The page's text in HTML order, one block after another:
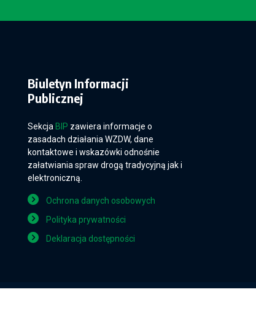
Biuletyn Informacji
Publicznej
Sekcja BIP zawiera informacje o
zasadach działania WZDW, dane
kontaktowe i wskazówki odnośnie
załatwiania spraw drogą tradycyjną jak i
elektroniczną.
Ochrona danych osobowych
Polityka prywatności
Deklaracja dostępności